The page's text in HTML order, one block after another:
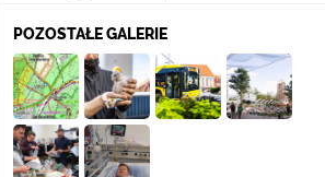
POZOSTAŁE GALERIE